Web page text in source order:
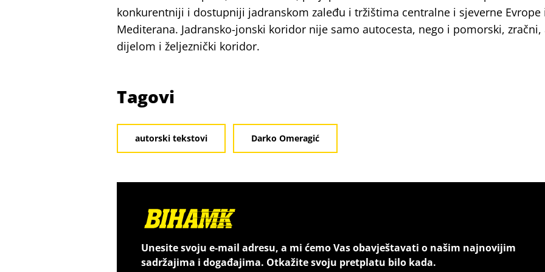
konkurentniji i dostupniji jadranskom zaleđu i tržištima centralne i sjeverne Evrope
Mediterana. Jadransko-jonski koridor nije samo autocesta, nego i pomorski, zračni,
dijelom i željeznički koridor.
Tagovi
autorski tekstovi Darko Omeragić
Unesite svoju e-mail adresu, a mi ćemo Vas obavještavati o našim najnovijim
sadržajima i događajima. Otkažite svoju pretplatu bilo kada.